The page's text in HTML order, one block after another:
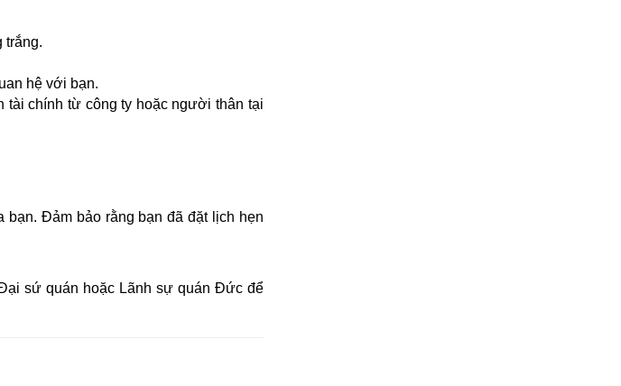
trắng.
hệ với bạn.
tài chính từ công ty hoặc người thân tại
Đảm bảo rằng bạn đã đặt lịch hẹn
sứ quán hoặc Lãnh sự quán Đức để